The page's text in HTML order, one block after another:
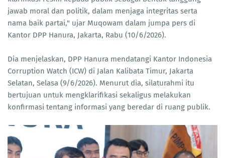
jawab moral dan politik, dalam menjaga integritas serta
nama baik partai," ujar Muqowam dalam jumpa pers di
Kantor DPP Hanura, Jakarta, Rabu (10/6/2026).
Dia menjelaskan, DPP Hanura mendatangi Kantor Indonesia
Corruption Watch (ICW) di Jalan Kalibata Timur, Jakarta
Selatan, Selasa (9/6/2026). Menurut dia, silaturahmi itu
bertujuan untuk mengklarifikasi sekaligus melakukan
konfirmasi tentang informasi yang beredar di ruang publik.